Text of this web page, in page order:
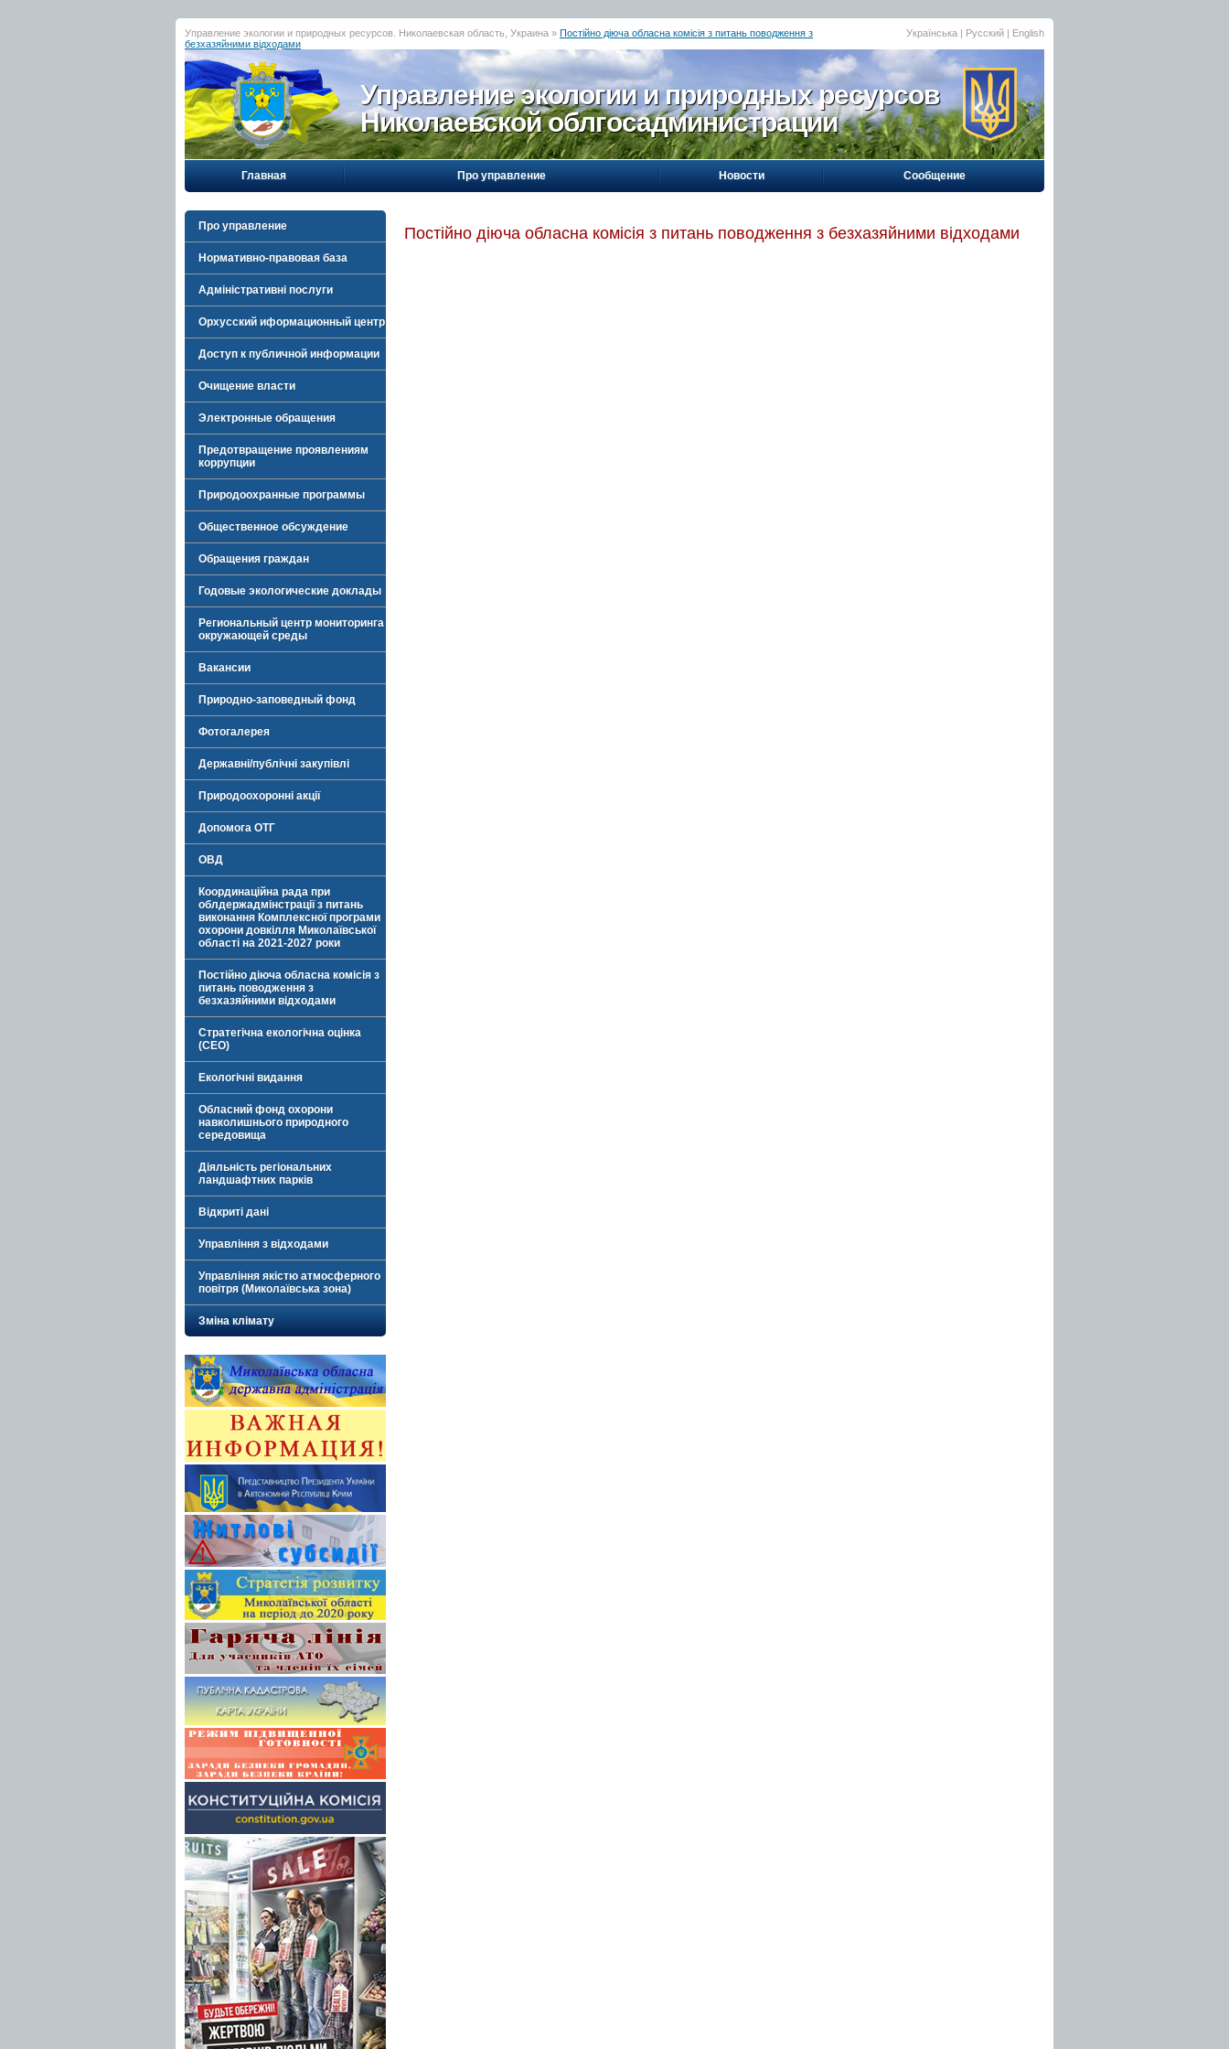
Управление экологии и природных ресурсов. Николаевская область, Украина » Постійно діюча обласна комісія з питань поводження з
безхазяйними відходами
Українська | Русский | English
Управление экологии и природных ресурсов
Николаевской облгосадминистрации
Главная Про управление Новости Сообщение
Про управление
Нормативно-правовая база
Адміністративні послуги
Орхусский иформационный центр
Доступ к публичной информации
Очищение власти
Электронные обращения
Предотвращение проявлениям
коррупции
Природоохранные программы
Общественное обсуждение
Обращения граждан
Годовые экологические доклады
Региональный центр мониторинга
окружающей среды
Вакансии
Природно-заповедный фонд
Фотогалерея
Державні/публічні закупівлі
Природоохоронні акції
Допомога ОТГ
ОВД
Координаційна рада при
облдержадмінстрації з питань
виконання Комплексної програми
охорони довкілля Миколаївської
області на 2021-2027 роки
Постійно діюча обласна комісія з
питань поводження з
безхазяйними відходами
Стратегічна екологічна оцінка
(СЕО)
Екологічні видання
Обласний фонд охорони
навколишнього природного
середовища
Діяльність регіональних
ландшафтних парків
Відкриті дані
Управління з відходами
Управління якістю атмосферного
повітря (Миколаївська зона)
Зміна клімату
Постійно діюча обласна комісія з питань поводження з безхазяйними відходами